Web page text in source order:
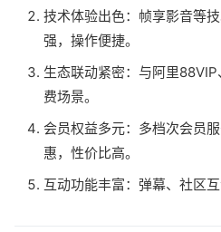
技术体验出色：帧享影音等
强，操作便捷。
生态联动紧密：与阿里
费场景。
会员权益多元：多档次会员
惠，性价比高。
互动功能丰富：弹幕、社区